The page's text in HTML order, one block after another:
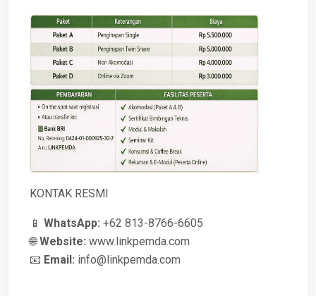
KONTAK RESMI
📱 WhatsApp: +62 813-8766-6605
🌐Website: www.linkpemda.com
📧 Email: info@linkpemda.com